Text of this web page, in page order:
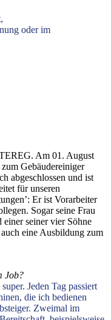
oder im
Am 01. August
Gebäudereiniger
abgeschlossen und ist
für unseren
Er ist Vorarbeiter
Sogar seine Frau
seiner vier Söhne
eine Ausbildung zum
Job?
Jeden Tag passiert
die ich bedienen
Zweimal im